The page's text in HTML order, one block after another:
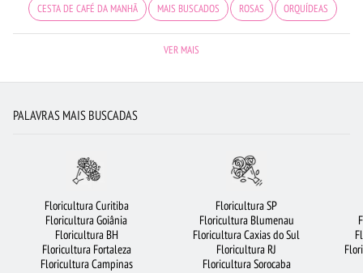
CESTA DE CAFÉ DA MANHÃ MAIS BUSCADOS ROSAS ORQUÍDEAS
FLORICULTURA RECIFE URSO DE PELÚCIA
FLORICULTURA BH FLORICULTURA SÃO JOSÉ DOS CAMPOS
FLORES COLORIDAS CIDADES MAIS PROCURADAS RAMALHETE DE FLORES
VER MAIS
PALAVRAS MAIS BUSCADAS
Floricultura Curitiba
Floricultura Goiânia
Floricultura BH
Floricultura Fortaleza
Floricultura Campinas
Floricultura SP
Floricultura Blumenau
Floricultura Caxias do Sul
Floricultura RJ
Floricultura Sorocaba